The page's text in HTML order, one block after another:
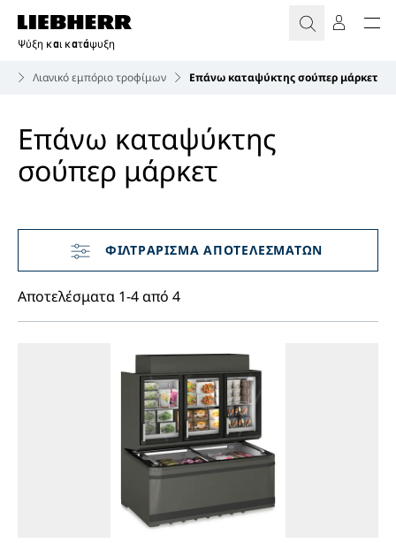
Ψύξη και κατάψυξη
Λιανικό εμπόριο τροφίμων Επάνω καταψύκτης σούπερ μάρκετ
Επάνω καταψύκτης
σούπερ μάρκετ
Παράλειψη φίλτρου
Αποτελέσματα 1-4 από 4